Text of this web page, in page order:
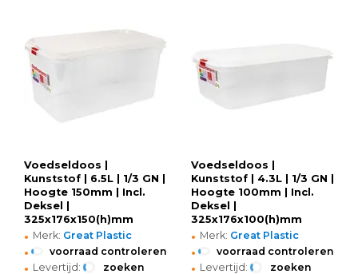
Voedseldoos |
Kunststof | 6.5L | 1/3 GN |
Hoogte 150mm | Incl.
Deksel |
325x176x150(h)mm
• Merk: Great Plastic
• voorraad controleren
• Levertijd: zoeken
Voedseldoos |
Kunststof | 4.3L | 1/3 GN |
Hoogte 100mm | Incl.
Deksel |
325x176x100(h)mm
• Merk: Great Plastic
• voorraad controleren
• Levertijd: zoeken